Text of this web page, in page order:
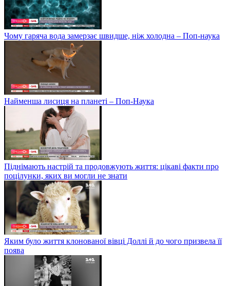
Чому гаряча вода замерзає швидше, ніж холодна – Поп-наука
Найменша лисиця на планеті – Поп-Наука
Піднімають настрій та продовжують життя: цікаві факти про
поцілунки, яких ви могли не знати
Яким було життя клонованої вівці Доллі й до чого призвела її
поява